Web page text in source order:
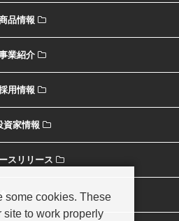
品情報
業紹介
用情報
資家情報
スリリース
・セミナー
some cookies. These
site to work properly